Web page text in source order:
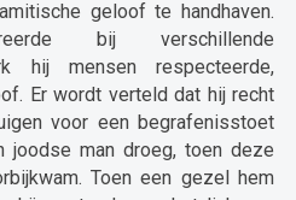
geloof te handhaven.
bij verschillende
hij mensen respecteerde,
Er wordt verteld dat hij recht
voor een begrafenisstoet
man droeg, toen deze
Toen een gezel hem